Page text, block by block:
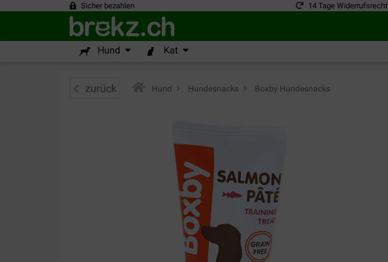
Sicher bezahlen 14 Tage Widerrufsrecht
Hund Kat
zurück Hund Hundesnacks Boxby Hundesnacks